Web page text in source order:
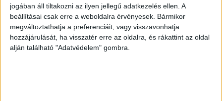
jogában áll tiltakozni az ilyen jellegű adatkezelés ellen. A
beállításai csak erre a weboldalra érvényesek. Bármikor
megváltoztathatja a preferenciáit, vagy visszavonhatja
hozzájárulását, ha visszatér erre az oldalra, és rákattint az oldal
alján található "Adatvédelem" gombra.
személyhajó, amelyen utasként 33 dél-koreai
állampolgár, valamint a kapitány és egy fő
legénység tartózkodott.A Kékvillogó.hu
legfrissebb híreit ide kattintva éred el!